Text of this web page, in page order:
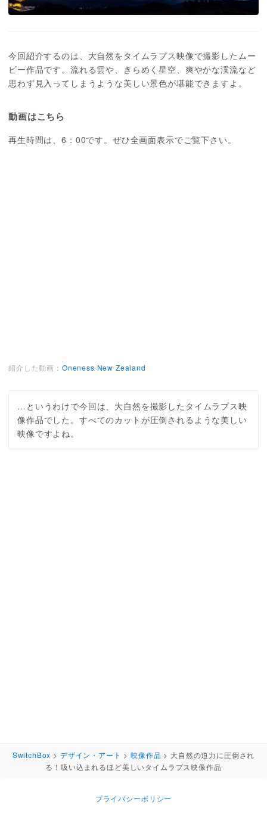
今回紹介するのは、大自然をタイムラプス映像で撮影したムー
ビー作品です。流れる雲や、きらめく星空、爽やかな渓流など
思わず見入ってしまうような美しい景色が堪能できますよ。
動画はこちら
再生時間は、6：00です。ぜひ全画面表示でご覧下さい。
紹介した動画： Oneness New Zealand
…というわけで今回は、大自然を撮影したタイムラプス映
像作品でした。すべてのカットが圧倒されるような美しい
映像ですよね。
SwitchBox > デザイン・アート >映像作品 > 大自然の迫力に圧倒され
る！吸い込まれるほど美しいタイムラプス映像作品
プライバシーポリシー